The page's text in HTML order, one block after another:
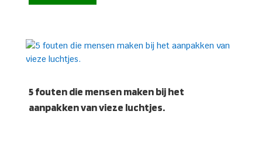
5 fouten die mensen maken bij het
aanpakken van vieze luchtjes.